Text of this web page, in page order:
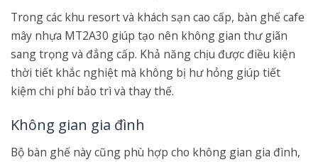
Trong các khu resort và khách sạn cao cấp, bàn ghế cafe
mây nhựa MT2A30 giúp tạo nên không gian thư giãn
sang trọng và đẳng cấp. Khả năng chịu được điều kiện
thời tiết khắc nghiệt mà không bị hư hỏng giúp tiết
kiệm chi phí bảo trì và thay thế.
Không gian gia đình
Bộ bàn ghế này cũng phù hợp cho không gian gia đình,